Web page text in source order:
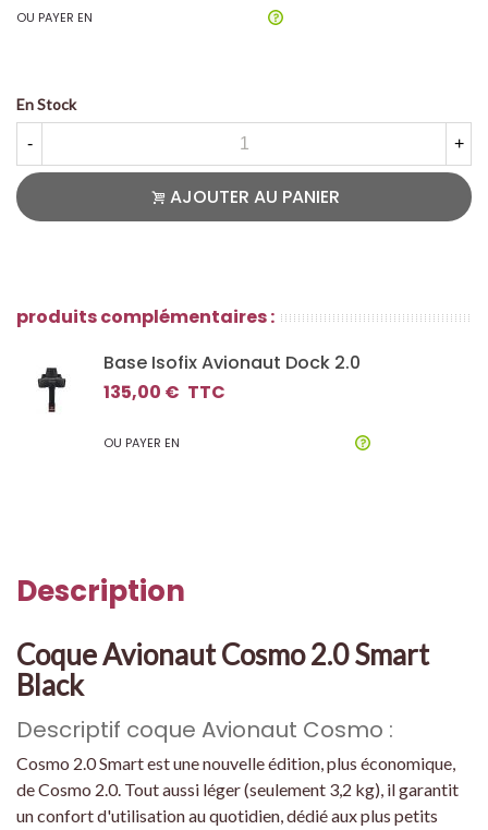
OU PAYER EN
En Stock
- +
AJOUTER AU PANIER
produits complémentaires :
Base Isofix Avionaut Dock 2.0
135,00 € TTC
OU PAYER EN
Description
Coque Avionaut Cosmo 2.0 Smart
Black
Descriptif coque Avionaut Cosmo :
Cosmo 2.0 Smart est une nouvelle édition, plus économique,
de Cosmo 2.0. Tout aussi léger (seulement 3,2 kg), il garantit
un confort d'utilisation au quotidien, dédié aux plus petits